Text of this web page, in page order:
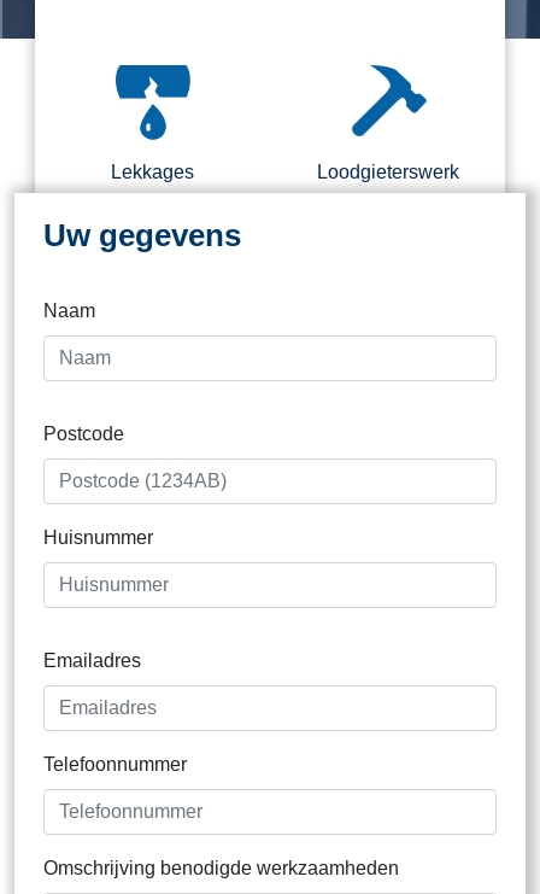
Lekkages Loodgieterswerk
Regel nu direct een loodgieter.
Binnen 2 kantooruren direct
Uw gegevens
Naam
Postcode
Huisnummer
Emailadres
Telefoonnummer
Omschrijving benodigde werkzaamheden